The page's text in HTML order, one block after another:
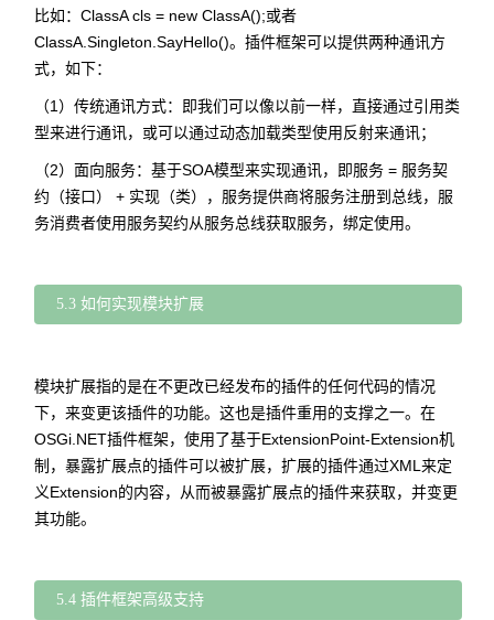
比如：ClassA cls = new ClassA();或者
ClassA.Singleton.SayHello()。插件框架可以提供两种通讯方
式，如下：
（1）传统通讯方式：即我们可以像以前一样，直接通过引用类
型来进行通讯，或可以通过动态加载类型使用反射来通讯；
（2）面向服务：基于SOA模型来实现通讯，即服务 = 服务契
约（接口） + 实现（类），服务提供商将服务注册到总线，服
务消费者使用服务契约从服务总线获取服务，绑定使用。
5.3 如何实现模块扩展
模块扩展指的是在不更改已经发布的插件的任何代码的情况
下，来变更该插件的功能。这也是插件重用的支撑之一。在
OSGi.NET插件框架，使用了基于ExtensionPoint-Extension机
制，暴露扩展点的插件可以被扩展，扩展的插件通过XML来定
义Extension的内容，从而被暴露扩展点的插件来获取，并变更
其功能。
5.4 插件框架高级支持